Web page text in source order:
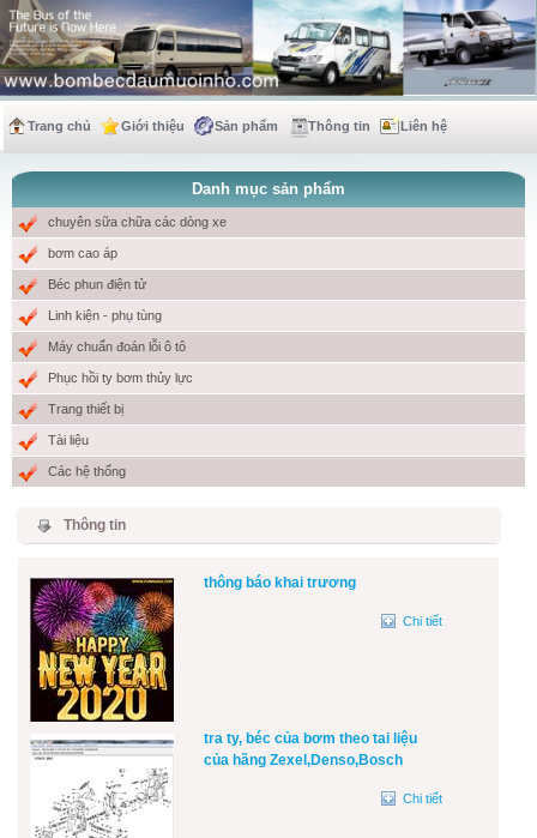
Trang chủ Giới thiệu Sản phẩm Thông tin Liên hệ
Danh mục sản phẩm
chuyên sữa chữa các dòng xe
bơm cao áp
Béc phun điện tử
Linh kiện - phụ tùng
Máy chuẩn đoán lỗi ô tô
Phục hồi ty bơm thủy lực
Trang thiết bị
Tài liệu
Các hệ thống
Thông tin
thông báo khai trương
Chi tiết
tra ty, béc của bơm theo tai liệu
của hãng Zexel,Denso,Bosch
Chi tiết